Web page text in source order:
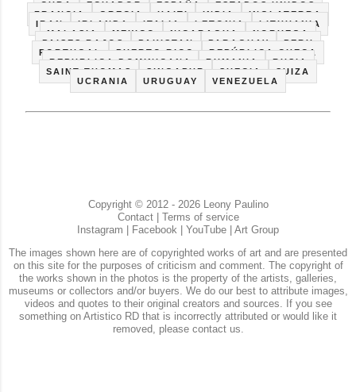
CUBA
ECUADOR ESPAÑA
ESTADOS UNIDOS
FRANCIA
GRECIA HAITI INDIA
INGLATERRA
IRAN
IRLANDA ITALIA LETONIA
LITHUANIA
MALASIA
MEXICO NICARAGUA
NORUEGA
PAISES BAJOS
PAKISTAN PARAGUAY
PERU
PORTUGAL
PUERTO RICO
REPÚBLICA CHECA
REPUBLICA DOMINICANA
RUMANIA
RUSIA
SAINT THOMAS
SINGAPUR SUECIA
SUIZA
UCRANIA
URUGUAY VENEZUELA
Copyright © 2012 - 2026 Leony Paulino
Contact| Terms of service
Instagram | Facebook | YouTube | Art Group
The images shown here are of copyrighted works of art and are presented
on this site for the purposes of criticism and comment. The copyright of
the works shown in the photos is the property of the artists, galleries,
museums or collectors and/or buyers. We do our best to attribute images,
videos and quotes to their original creators and sources. If you see
something on Artistico RD that is incorrectly attributed or would like it
removed, please contact us.